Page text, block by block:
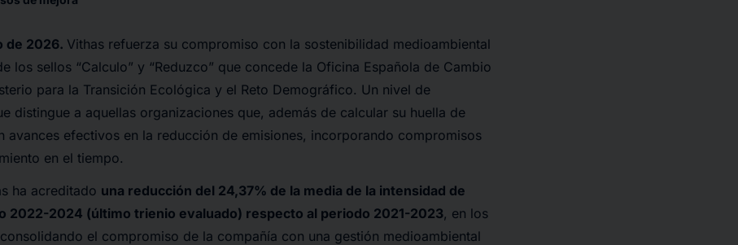
de 2026. Vithas refuerza su compromiso con la sostenibilidad medioambiental
los sellos “Calculo” y “Reduzco” que concede la Oficina Española de Cambio
para la Transición Ecológica y el Reto Demográfico. Un nivel de
distingue a aquellas organizaciones que, además de calcular su huella de
avances efectivos en la reducción de emisiones, incorporando compromisos
en el tiempo.
ha acreditado una reducción del 24,37% de la media de la intensidad de
2022-2024 (último trienio evaluado) respecto al periodo 2021-2023, en los
el compromiso de la compañía con una gestión medioambiental